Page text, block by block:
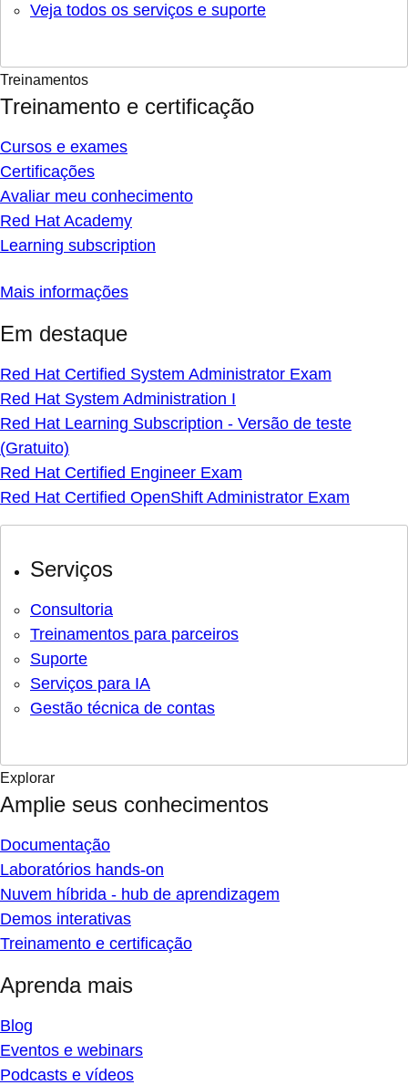
Veja todos os serviços e suporte
Treinamentos
Treinamento e certificação
Cursos e exames
Certificações
Avaliar meu conhecimento
Red Hat Academy
Learning subscription
Mais informações
Em destaque
Red Hat Certified System Administrator Exam
Red Hat System Administration I
Red Hat Learning Subscription - Versão de teste
(Gratuito)
Red Hat Certified Engineer Exam
Red Hat Certified OpenShift Administrator Exam
Serviços
Consultoria
Treinamentos para parceiros
Suporte
Serviços para IA
Gestão técnica de contas
Explorar
Amplie seus conhecimentos
Documentação
Laboratórios hands-on
Nuvem híbrida - hub de aprendizagem
Demos interativas
Treinamento e certificação
Aprenda mais
Blog
Eventos e webinars
Podcasts e vídeos